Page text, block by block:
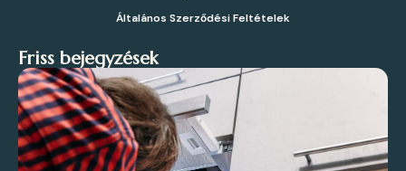
Általános Szerződési Feltételek
Friss bejegyzések